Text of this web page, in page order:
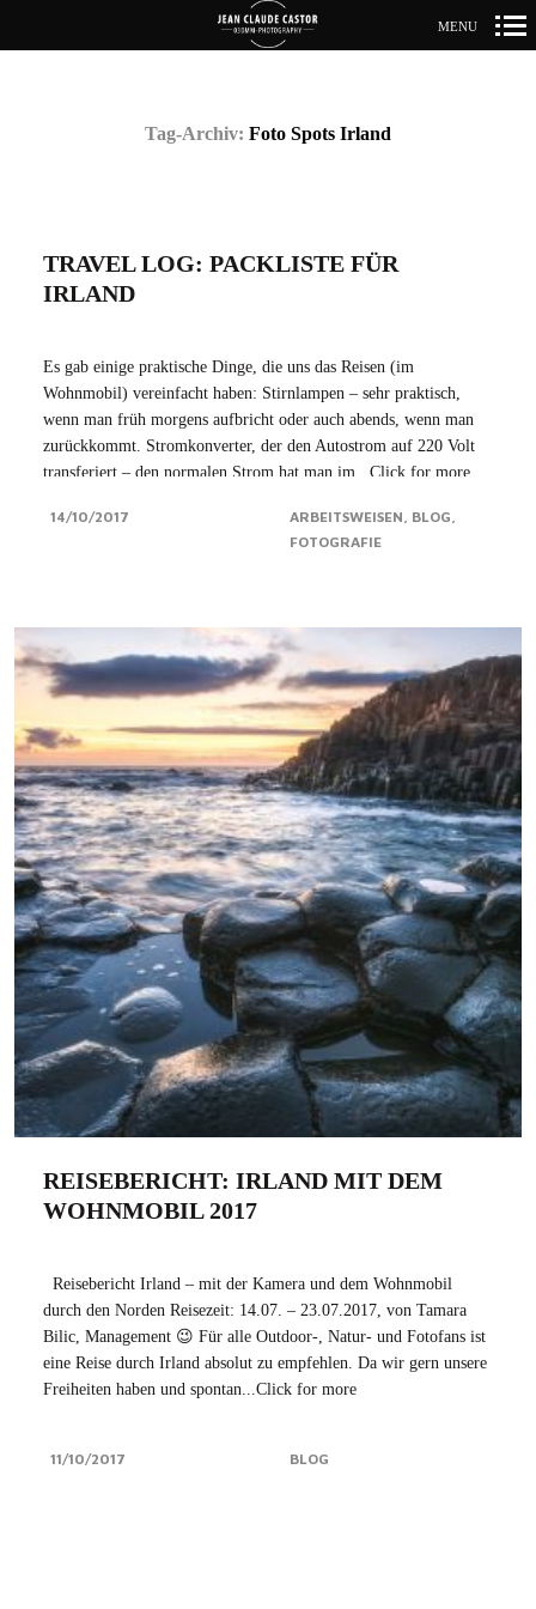
MENU
Tag-Archiv: Foto Spots Irland
TRAVEL LOG: PACKLISTE FÜR
IRLAND
Es gab einige praktische Dinge, die uns das Reisen (im
Wohnmobil) vereinfacht haben: Stirnlampen – sehr praktisch,
wenn man früh morgens aufbricht oder auch abends, wenn man
zurückkommt. Stromkonverter, der den Autostrom auf 220 Volt
transferiert – den normalen Strom hat man im...Click for more
14/10/2017 ARBEITSWEISEN BLOG
FOTOGRAFIE
REISEBERICHT: IRLAND MIT DEM
WOHNMOBIL 2017
Reisebericht Irland – mit der Kamera und dem Wohnmobil
durch den Norden Reisezeit: 14.07. – 23.07.2017, von Tamara
Bilic, Management 😉 Für alle Outdoor-, Natur- und Fotofans ist
eine Reise durch Irland absolut zu empfehlen. Da wir gern unsere
Freiheiten haben und spontan...Click for more
11/10/2017 BLOG